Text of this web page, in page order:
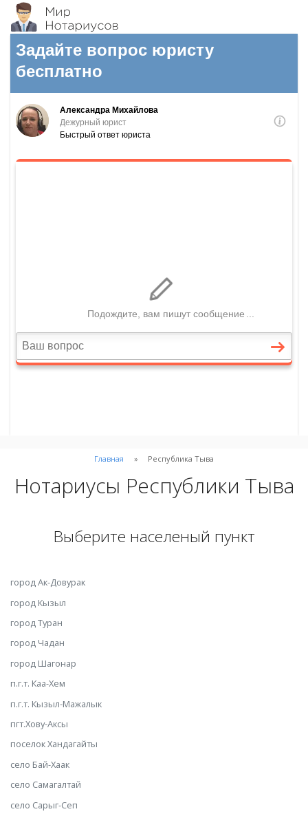
Главная Республика Тыва
Нотариусы Республики Тыва
Выберите населеный пункт
город Ак-Довурак
город Кызыл
город Туран
город Чадан
город Шагонар
п.г.т. Каа-Хем
п.г.т. Кызыл-Мажалык
пгт.Хову-Аксы
поселок Хандагайты
село Бай-Хаак
село Самагалтай
село Сарыг-Сеп